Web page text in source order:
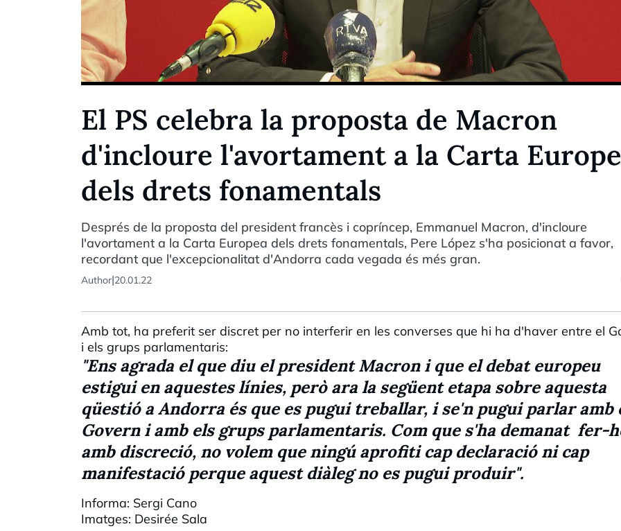
El PS celebra la proposta de Macron
d'incloure l'avortament a la Carta
dels drets fonamentals
Després de la proposta del president francès i copríncep, Emmanuel Macron, d'incloure
l'avortament a la Carta Europea dels drets fonamentals, Pere López s'ha posicionat a favor,
recordant que l'excepcionalitat d'Andorra cada vegada és més gran.
Author|20.01.22
Amb tot, ha preferit ser discret per no interferir en les converses que hi ha d'haver entre el
i els grups parlamentaris:
"Ens agrada el que diu el president Macron i que el debat europeu
estigui en aquestes línies, però ara la següent etapa sobre aquesta
qüestió a Andorra és que es pugui treballar, i se'n pugui parlar amb
Govern i amb els grups parlamentaris. Com que s'ha demanat fer-
amb discreció, no volem que ningú aprofiti cap declaració ni cap
manifestació perque aquest diàleg no es pugui produir".
Informa: Sergi Cano
Imatges: Desirée Sala